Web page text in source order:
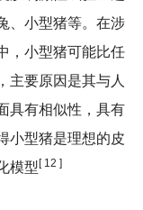
、小型猪等。在涉
，小型猪可能比任
主要原因是其与人
具有相似性，具有
小型猪是理想的皮
模型 [ 12 ]